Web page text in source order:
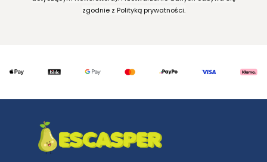
zgodnie z Polityką prywatności.